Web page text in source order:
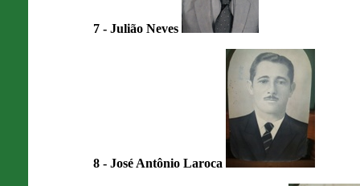
7 - Julião Neves
8 - José Antônio Laroca